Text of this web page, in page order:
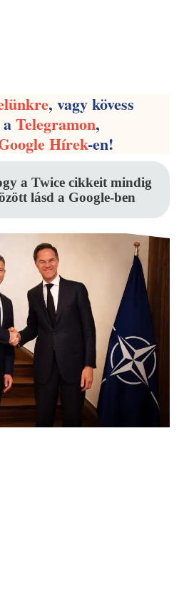
, vagy kövess
Telegramon,
Hírek-en!
a Twice cikkeit mindig
lásd a Google-ben